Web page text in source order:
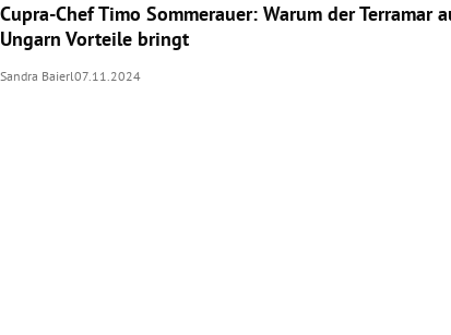
Cupra-Chef Timo Sommerauer: Warum der Terramar
Ungarn Vorteile bringt
Sandra Baierl07.11.2024